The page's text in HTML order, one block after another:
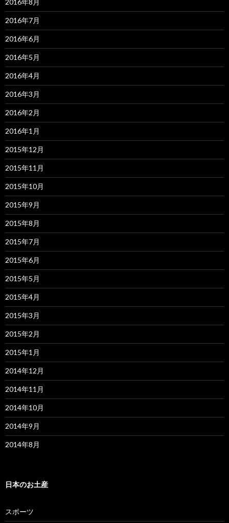
2016年8月
2016年7月
2016年6月
2016年5月
2016年4月
2016年3月
2016年2月
2016年1月
2015年12月
2015年11月
2015年10月
2015年9月
2015年8月
2015年7月
2015年6月
2015年5月
2015年4月
2015年3月
2015年2月
2015年1月
2014年12月
2014年11月
2014年10月
2014年9月
2014年8月
日本のお土産
スポーツ